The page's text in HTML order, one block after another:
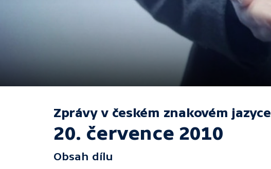
Zprávy v českém znakovém jazyce
20. července 2010
Obsah dílu